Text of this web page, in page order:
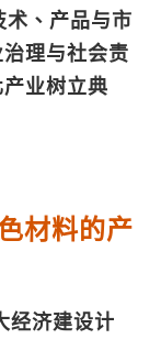
术、产品与市
理与社会责
业树立典
材料的产
济建设计